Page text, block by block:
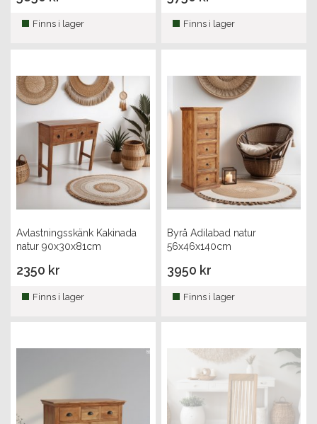
Finns i lager Finns i lager
Avlastningsskänk Kakinada
natur 90x30x81cm
2350 kr
Finns i lager
Byrå Adilabad natur
56x46x140cm
3950 kr
Finns i lager